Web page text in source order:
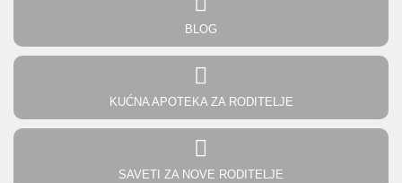
BLOG
KUĆNA APOTEKA ZA RODITELJE
SAVETI ZA NOVE RODITELJE